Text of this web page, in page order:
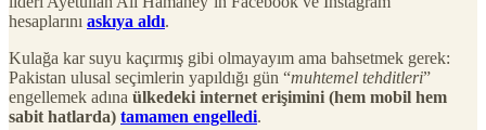
hesaplarını askıya aldı.
Kulağa kar suyu kaçırmış gibi olmayayım ama bahsetmek gerek:
Pakistan ulusal seçimlerin yapıldığı gün “muhtemel tehditleri”
engellemek adına ülkedeki internet erişimini (hem mobil hem
sabit hatlarda) tamamen engelledi.